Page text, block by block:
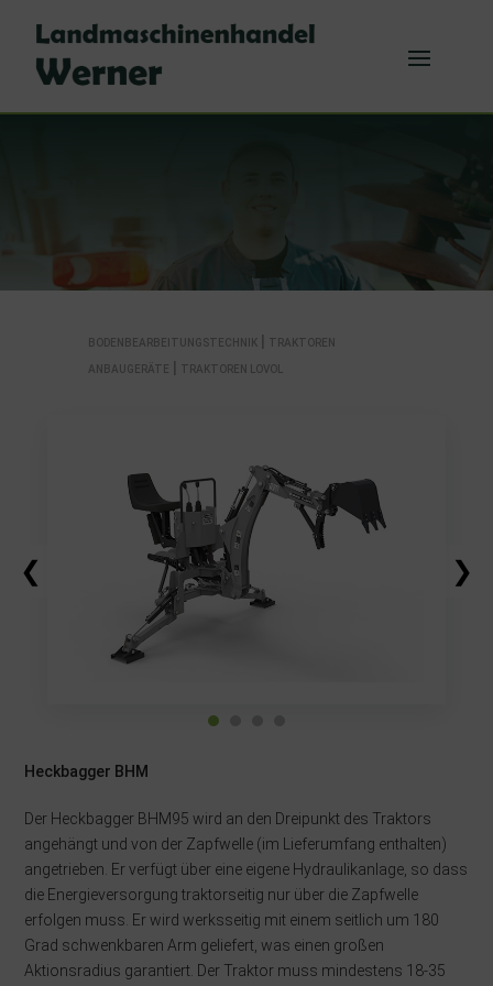
BODENBEARBEITUNGSTECHNIK TRAKTOREN
ANBAUGERÄTE TRAKTOREN LOVOL
❮ ❯
Heckbagger BHM
Der Heckbagger BHM95 wird an den Dreipunkt des Traktors
angehängt und von der Zapfwelle (im Lieferumfang enthalten)
angetrieben. Er verfügt über eine eigene Hydraulikanlage, so dass
die Energieversorgung traktorseitig nur über die Zapfwelle
erfolgen muss. Er wird werksseitig mit einem seitlich um 180
Grad schwenkbaren Arm geliefert, was einen großen
Aktionsradius garantiert. Der Traktor muss mindestens 18-35